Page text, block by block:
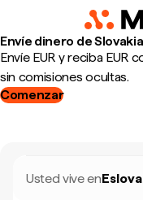
Envíe dinero de
Envíe EUR y reciba EUR
sin comisiones ocultas.
Comenzar
Usted vive en